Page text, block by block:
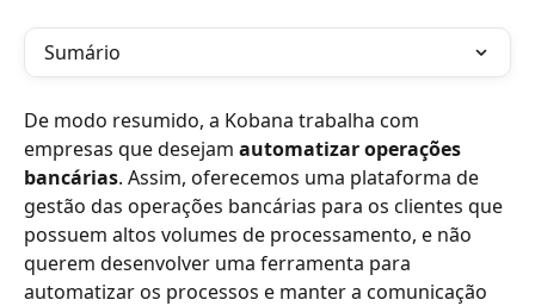
Sumário
De modo resumido, a Kobana trabalha com
empresas que desejam automatizar operações
bancárias. Assim, oferecemos uma plataforma de
gestão das operações bancárias para os clientes que
possuem altos volumes de processamento, e não
querem desenvolver uma ferramenta para
automatizar os processos e manter a comunicação